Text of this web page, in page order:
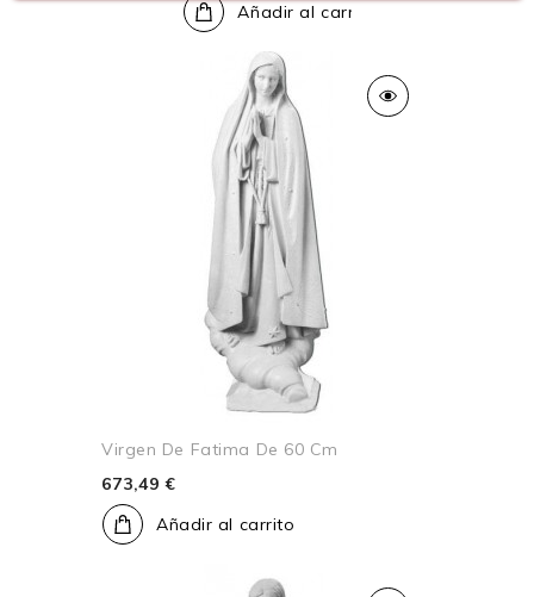
Añadir al carrito
Virgen De Fatima De 60 Cm
673,49 €
Añadir al carrito